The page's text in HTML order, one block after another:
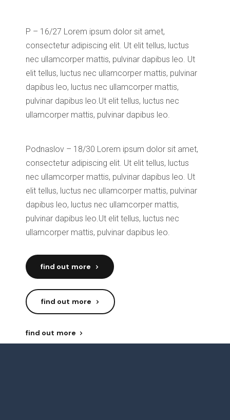
P – 16/27 Lorem ipsum dolor sit amet,
consectetur adipiscing elit. Ut elit tellus, luctus
nec ullamcorper mattis, pulvinar dapibus leo. Ut
elit tellus, luctus nec ullamcorper mattis, pulvinar
dapibus leo, luctus nec ullamcorper mattis,
pulvinar dapibus leo.Ut elit tellus, luctus nec
ullamcorper mattis, pulvinar dapibus leo.
Podnaslov – 18/30 Lorem ipsum dolor sit amet,
consectetur adipiscing elit. Ut elit tellus, luctus
nec ullamcorper mattis, pulvinar dapibus leo. Ut
elit tellus, luctus nec ullamcorper mattis, pulvinar
dapibus leo, luctus nec ullamcorper mattis,
pulvinar dapibus leo.Ut elit tellus, luctus nec
ullamcorper mattis, pulvinar dapibus leo.
find out more
find out more
find out more